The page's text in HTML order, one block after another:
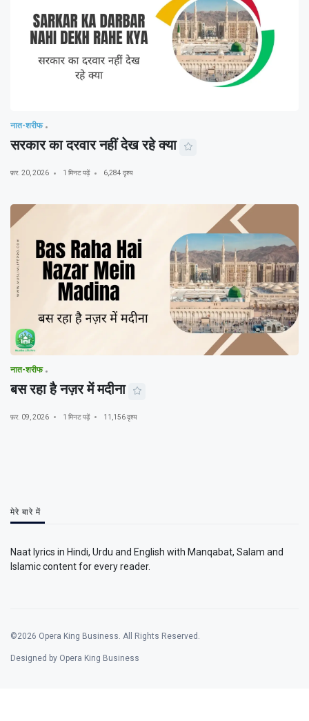
नात-शरीफ
सरकार का दरवार नहीं देख रहे क्या
फ़र. 20, 2026 1 मिनट पढ़ें 6,284 दृश्य
नात-शरीफ
बस रहा है नज़र में मदीना
फ़र. 09, 2026 1 मिनट पढ़ें 11,156 दृश्य
मेरे बारे में
Naat lyrics in Hindi, Urdu and English with Manqabat, Salam and
Islamic content for every reader.
©2026 Opera King Business. All Rights Reserved.
Designed by Opera King Business